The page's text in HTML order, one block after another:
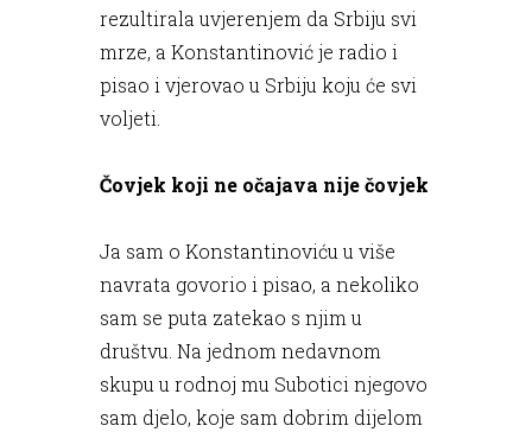
rezultirala uvjerenjem da Srbiju svi
mrze, a Konstantinović je radio i
pisao i vjerovao u Srbiju koju će svi
voljeti.
Čovjek koji ne očajava nije čovjek
Ja sam o Konstantinoviću u više
navrata govorio i pisao, a nekoliko
sam se puta zatekao s njim u
društvu. Na jednom nedavnom
skupu u rodnoj mu Subotici njegovo
sam djelo, koje sam dobrim dijelom